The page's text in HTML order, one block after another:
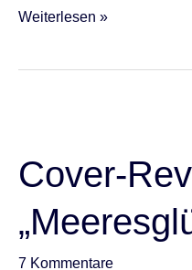
Weiterlesen »
Cover-
7 Kommentare
„Meeresglühen
3“